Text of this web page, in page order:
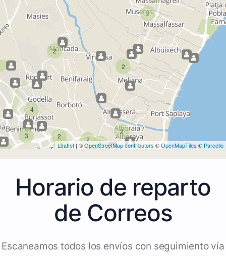
2
6
2
2
35
3
4
2
2
2
Leaflet | ©OpenStreetMap contributors ©OpenMapTiles © Parcello
Horario de reparto
de Correos
Escaneamos todos los envíos con seguimiento vía